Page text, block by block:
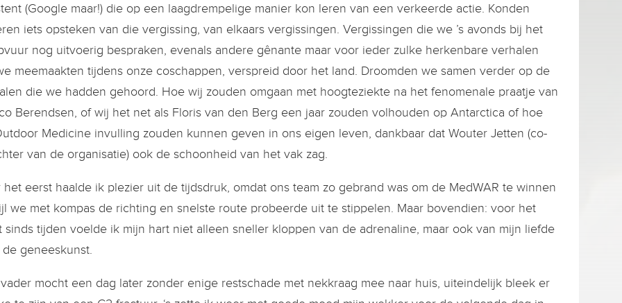
(Google maar!) die op een laagdrempelige manier kon leren van een verkeerde actie. Konden
iets opsteken van die vergissing, van elkaars vergissingen. Vergissingen die we ’s avonds bij het
nog uitvoerig bespraken, evenals andere gênante maar voor ieder zulke herkenbare verhalen
meemaakten tijdens onze coschappen, verspreid door het land. Droomden we samen verder op de
die we hadden gehoord. Hoe wij zouden omgaan met hoogteziekte na het fenomenale praatje van
Berendsen, of wij het net als Floris van den Berg een jaar zouden volhouden op Antarctica of hoe
Medicine invulling zouden kunnen geven in ons eigen leven, dankbaar dat Wouter Jetten (co-
van de organisatie) ook de schoonheid van het vak zag.
het eerst haalde ik plezier uit de tijdsdruk, omdat ons team zo gebrand was om de MedWAR te winnen
we met kompas de richting en snelste route probeerde uit te stippelen. Maar bovendien: voor het
sinds tijden voelde ik mijn hart niet alleen sneller kloppen van de adrenaline, maar ook van mijn liefde
geneeskunst.
mocht een dag later zonder enige restschade met nekkraag mee naar huis, uiteindelijk bleek er